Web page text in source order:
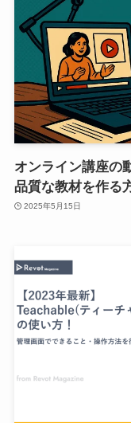
オンライン講座の
品質な教材を作る
2025年5月15日